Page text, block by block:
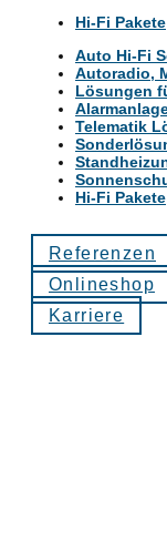
Hi-Fi Pakete
Auto Hi-Fi
Autoradio,
Lösungen
Telematik
Hi-Fi Pakete
Referenzen
Onlineshop
Karriere